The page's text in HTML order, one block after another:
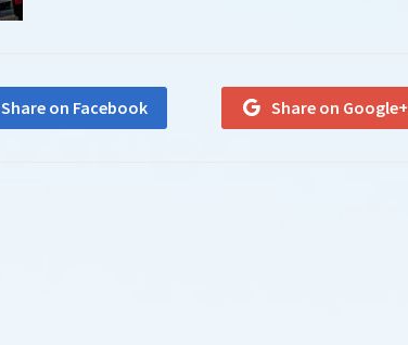
Share on Facebook Share on Google+